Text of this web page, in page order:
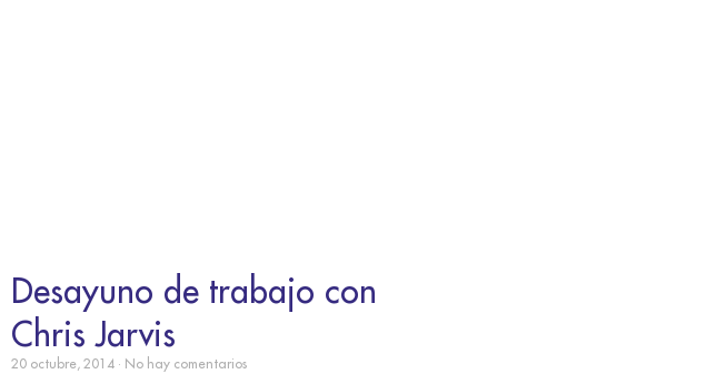
Desayuno de trabajo con
Chris Jarvis
20 octubre, 2014 No hay comentarios